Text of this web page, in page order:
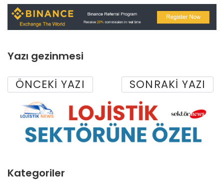
Yazı gezinmesi
ÖNCEKI YAZI SONRAKI YAZI
Kategoriler